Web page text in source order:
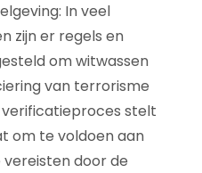
In veel
zijn er regels en
om witwassen
van terrorisme
stelt
om te voldoen aan
door de